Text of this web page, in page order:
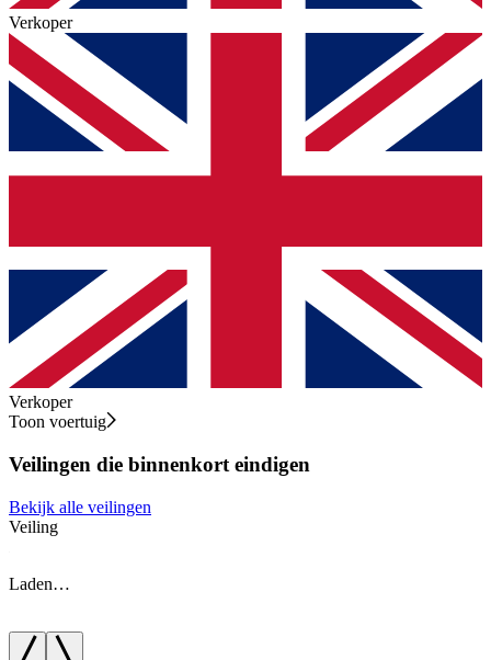
Verkoper
Verkoper
Toon voertuig
Veilingen die binnenkort eindigen
Bekijk alle veilingen
Veiling
Laden…